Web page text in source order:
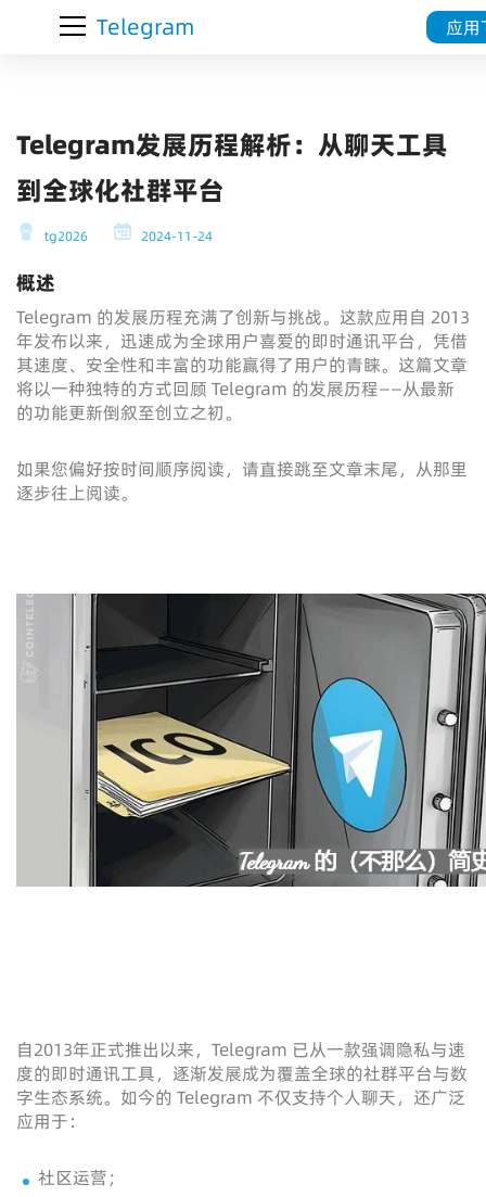
Telegram 应用
Telegram发展历程解析：从聊天工具
到全球化社群平台
tg2026 2024-11-24
概述
Telegram 的发展历程充满了创新与挑战。这款应用自 2013
年发布以来，迅速成为全球用户喜爱的即时通讯平台，凭借
其速度、安全性和丰富的功能赢得了用户的青睐。这篇文章
将以一种独特的方式回顾 Telegram 的发展历程——从最新
的功能更新倒叙至创立之初。
如果您偏好按时间顺序阅读，请直接跳至文章末尾，从那里
逐步往上阅读。
自2013年正式推出以来，Telegram 已从一款强调隐私与速
度的即时通讯工具，逐渐发展成为覆盖全球的社群平台与数
字生态系统。如今的 Telegram 不仅支持个人聊天，还广泛
应用于：
社区运营；